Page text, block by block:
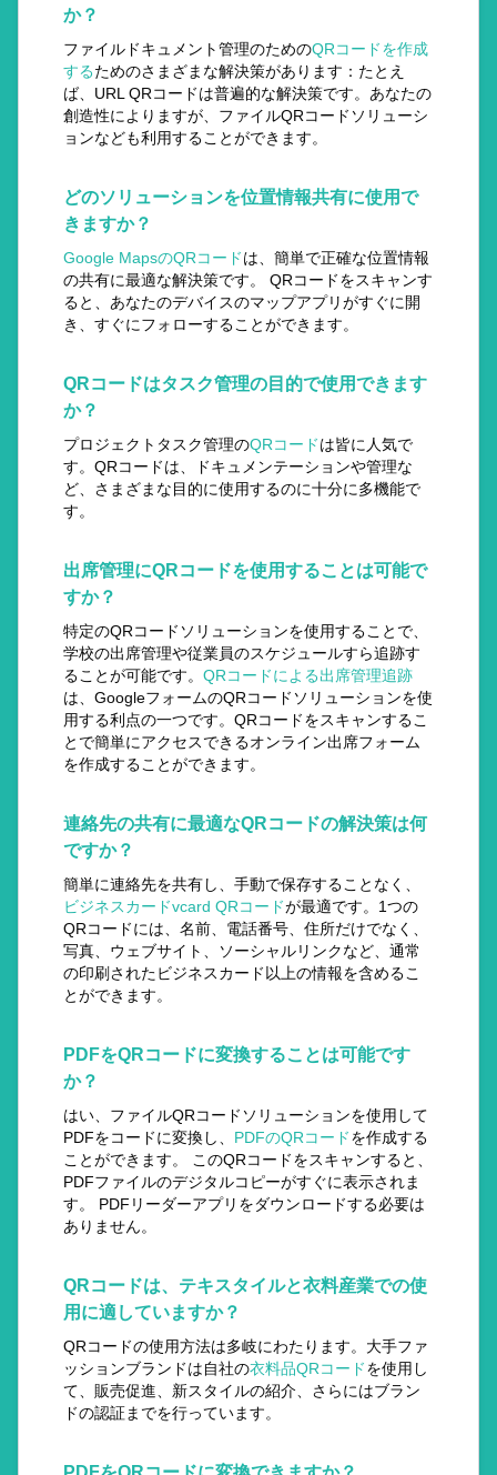
か？
ファイルドキュメント管理のためのQRコードを作成
するためのさまざまな解決策があります：たとえ
ば、URL QRコードは普遍的な解決策です。あなたの
創造性によりますが、ファイルQRコードソリューシ
ョンなども利用することができます。
どのソリューションを位置情報共有に使用で
きますか？
Google MapsのQRコードは、簡単で正確な位置情報
の共有に最適な解決策です。 QRコードをスキャンす
ると、あなたのデバイスのマップアプリがすぐに開
き、すぐにフォローすることができます。
QRコードはタスク管理の目的で使用できます
か？
プロジェクトタスク管理のQRコードは皆に人気で
す。QRコードは、ドキュメンテーションや管理な
ど、さまざまな目的に使用するのに十分に多機能で
す。
出席管理にQRコードを使用することは可能で
すか？
特定のQRコードソリューションを使用することで、
学校の出席管理や従業員のスケジュールすら追跡す
ることが可能です。 QRコードによる出席管理追跡
は、GoogleフォームのQRコードソリューションを使
用する利点の一つです。QRコードをスキャンするこ
とで簡単にアクセスできるオンライン出席フォーム
を作成することができます。
連絡先の共有に最適なQRコードの解決策は何
ですか？
簡単に連絡先を共有し、手動で保存することなく、
ビジネスカードvcard QRコードが最適です。1つの
QRコードには、名前、電話番号、住所だけでなく、
写真、ウェブサイト、ソーシャルリンクなど、通常
の印刷されたビジネスカード以上の情報を含めるこ
とができます。
PDFをQRコードに変換することは可能です
か？
はい、ファイルQRコードソリューションを使用して
PDFをコードに変換し、 PDFのQRコードを作成する
ことができます。 このQRコードをスキャンすると、
PDFファイルのデジタルコピーがすぐに表示されま
す。 PDFリーダーアプリをダウンロードする必要は
ありません。
QRコードは、テキスタイルと衣料産業での使
用に適していますか？
QRコードの使用方法は多岐にわたります。大手ファ
ッションブランドは自社の衣料品QRコードを使用し
て、販売促進、新スタイルの紹介、さらにはブラン
ドの認証までを行っています。